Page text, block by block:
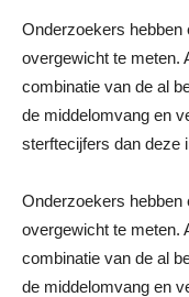
Onderzoekers hebben
overgewicht te meten.
combinatie van de al
de middelomvang en
sterftecijfers dan deze
Onderzoekers hebben
overgewicht te meten.
combinatie van de al
de middelomvang en